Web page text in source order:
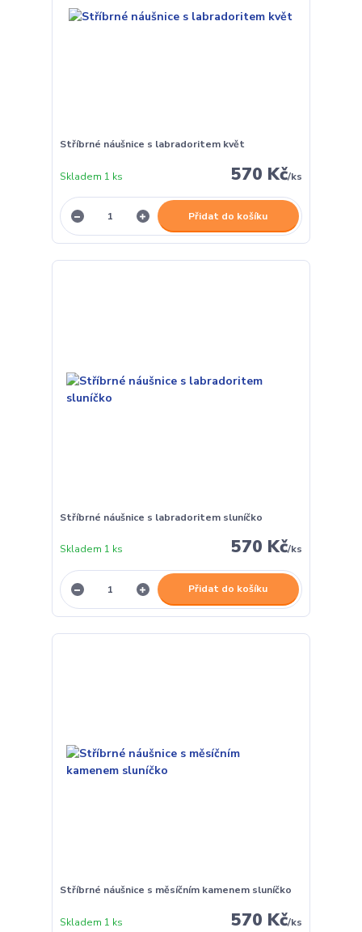
Stříbrné náušnice s labradoritem květ
570 Kč/ks
Skladem 1 ks
Přidat do košíku
Stříbrné náušnice s labradoritem sluníčko
570 Kč/ks
Skladem 1 ks
Přidat do košíku
Stříbrné náušnice s měsíčním kamenem sluníčko
570 Kč/ks
Skladem 1 ks